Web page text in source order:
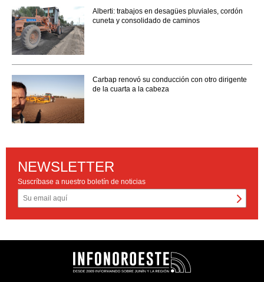
Alberti: trabajos en desagües pluviales, cordón
cuneta y consolidado de caminos
Carbap renovó su conducción con otro dirigente
de la cuarta a la cabeza
NEWSLETTER
Suscríbase a nuestro boletín de noticias